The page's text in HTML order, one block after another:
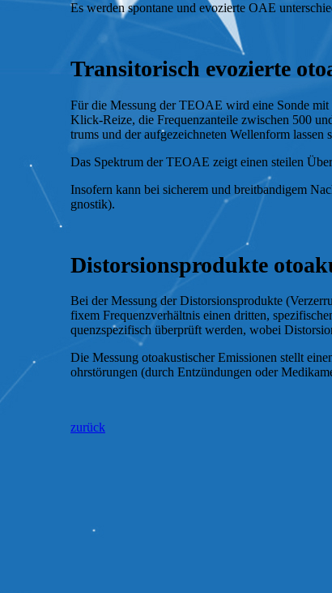
Es werden spontane und evozierte OAE
Transitorisch evozierte
Für die Messung der TEOAE wird eine Sonde
Klick-Reize, die Fre­quenz­an­teile zwischen 500
trums und der auf­ge­zeich­neten Wel­len­form
Das Spek­trum der TEOAE zeigt einen steilen
Insofern kann bei sicherem und breit­ban­di­gem
gnos­tik).
Distorsionsprodukte
Bei der Messung der Dis­tor­sions­pro­dukte
fixem Fre­quenz­ver­hält­nis einen dritten,
quenz­spe­zi­fisch überprüft werden, wobei
Die Messung oto­akus­ti­scher Emis­sio­nen stellt
ohr­stö­rungen (durch Ent­zün­dungen oder
zurück